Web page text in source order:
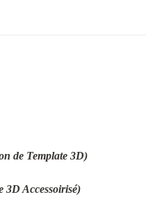
de Template 3D)
3D Accessoirisé)